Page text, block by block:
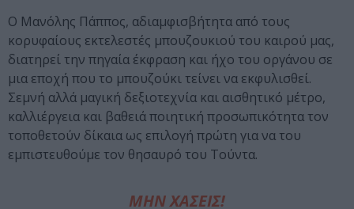
Ο Μανόλης Πάππος, αδιαμφισβήτητα από τους
κορυφαίους εκτελεστές μπουζουκιού του καιρού μας,
διατηρεί την πηγαία έκφραση και ήχο του οργάνου σε
μια εποχή που το μπουζούκι τείνει να εκφυλισθεί.
Σεμνή αλλά μαγική δεξιοτεχνία και αισθητικό μέτρο,
καλλιέργεια και βαθειά ποιητική προσωπικότητα τον
τοποθετούν δίκαια ως επιλογή πρώτη για να του
εμπιστευθούμε τον θησαυρό του Τούντα.
ΜΗΝ ΧΑΣΕΙΣ!